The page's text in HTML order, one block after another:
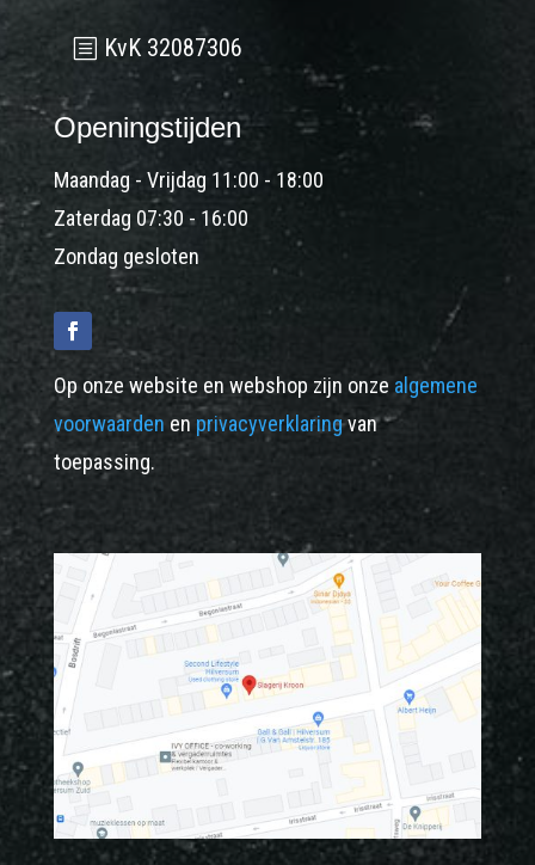
KvK 32087306
Openingstijden
Maandag - Vrijdag 11:00 - 18:00
Zaterdag 07:30 - 16:00
Zondag gesloten
Op onze website en webshop zijn onze algemene
voorwaarden en privacyverklaringvan
toepassing.